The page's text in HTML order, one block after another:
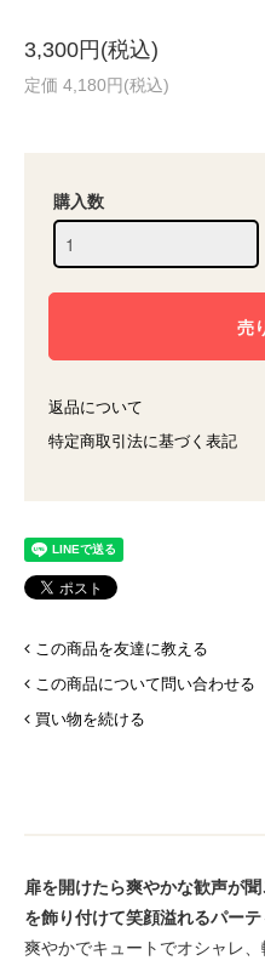
3,300円(税込)
定価 4,180円(税込)
購入数
返品について
特定商取引法に基づく表記
この商品を友達に教える
この商品について問い合わせる
買い物を続ける
扉を開けたら爽やかな歓声が
を飾り付けて笑顔溢れるパー
爽やかでキュートでオシャレ